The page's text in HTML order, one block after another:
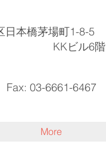
日本橋茅場町1-8-5
KKビル6階
Fax: 03-6661-6467
More